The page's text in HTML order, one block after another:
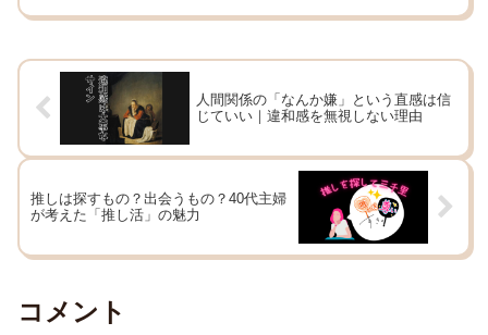
人間関係の「なんか嫌」という直感は信
じていい｜違和感を無視しない理由
推しは探すもの？出会うもの？40代主婦
が考えた「推し活」の魅力
コメント